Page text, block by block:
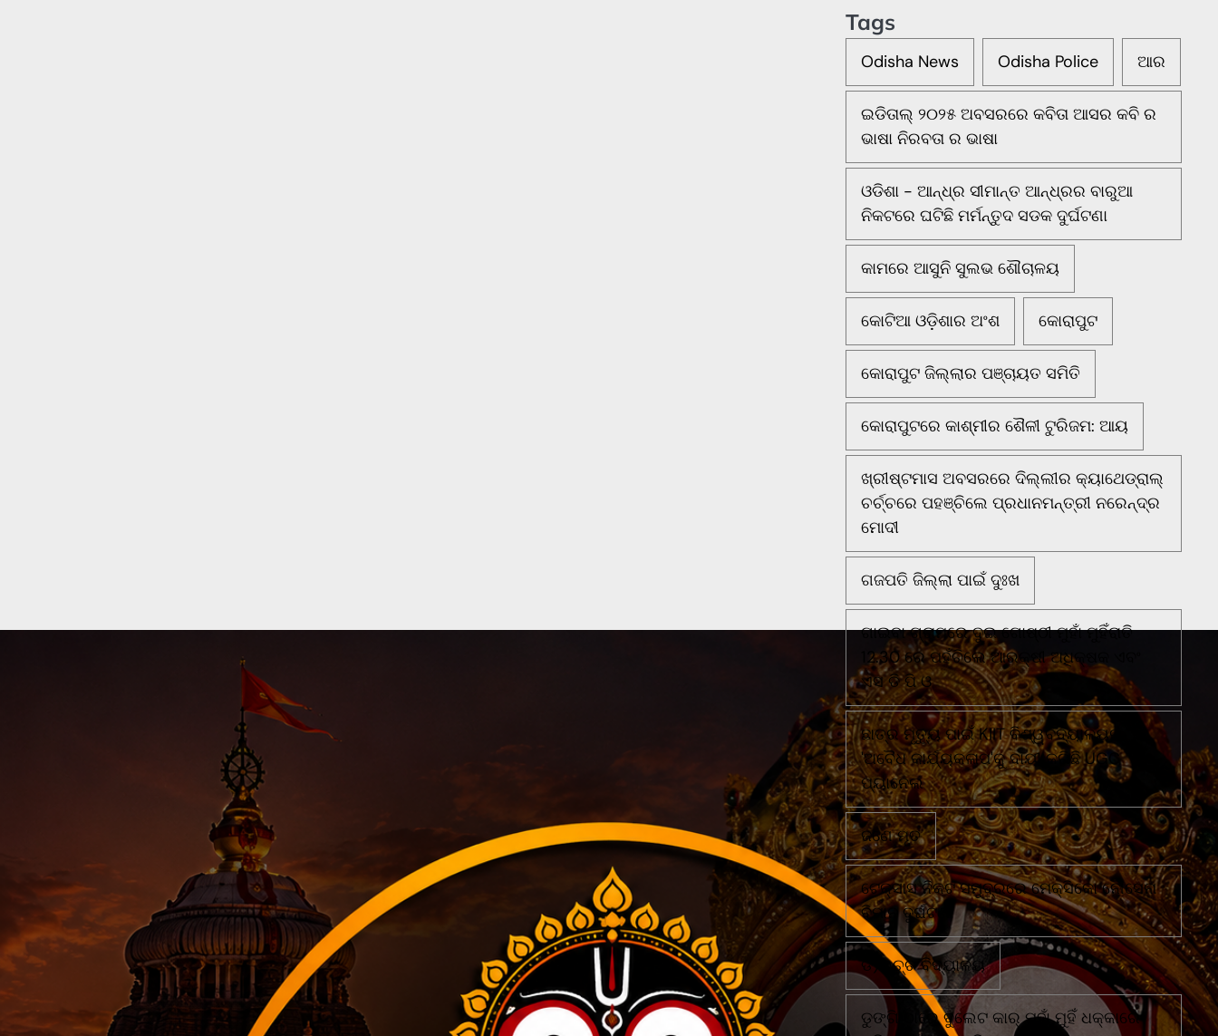
Tags
Odisha News Odisha Police ଆର
ଇଡିତାଲ୍ ୨୦୨୫ ଅବସରରେ କବିତା ଆସର କବି ର
ଭାଷା ନିରବତା ର ଭାଷା
ଓଡିଶା - ଆନ୍ଧ୍ର ସୀମାନ୍ତ ଆନ୍ଧ୍ରର ବାରୁଆ
ନିକଟରେ ଘଟିଛି ମର୍ମନ୍ତୁଦ ସଡକ ଦୁର୍ଘଟଣା
କାମରେ ଆସୁନି ସୁଲଭ ଶୌଚାଳୟ
କୋଟିଆ ଓଡ଼ିଶାର ଅଂଶ କୋରାପୁଟ
କୋରାପୁଟ ଜିଲ୍ଲାର ପଞ୍ଚାୟତ ସମିତି
କୋରାପୁଟରେ କାଶ୍ମୀର ଶୈଳୀ ଟୁରିଜମ: ଆୟ
ଖ୍ରୀଷ୍ଟମାସ ଅବସରରେ ଦିଲ୍ଲୀର କ୍ୟାଥେଡ୍ରାଲ୍
ଚର୍ଚ୍ଚରେ ପହଞ୍ଚିଲେ ପ୍ରଧାନମନ୍ତ୍ରୀ ନରେନ୍ଦ୍ର
ମୋଦୀ
ଗଜପତି ଜିଲ୍ଲା ପାଇଁ ଦୁଃଖ
ଗାଇବା ଗ୍ରାମରେ ଦୁଇ ଗୋଷ୍ଠୀ ମୁହାଁ ମୁହିଁରାତି
12.30 ରେ ପହଁଚିଲେ ଆରକ୍ଷୀ ଅଧିକ୍ଷକ ଏବଂ
ଏସ ଡି ପି ଓ
ଛାତ୍ର ମୃତ୍ୟୁ ପାଇଁ KIIT ବିଶ୍ୱବିଦ୍ୟାଳୟର
'ଅବୈଧ କାର୍ଯ୍ୟକଳାପ'କୁ ଦାୟୀ କରିଛି UGC
ପ୍ୟାନେଲ
ଜଣେ ମୃତ
ଟେକ୍ସାସ ନିକଟ ସମୁଦ୍ରରେ ମେକ୍ସିକୋ ନୌସେନା
ବିମାନ ଦୁର୍ଘଟଣା
ଡି)ଉଚ୍ଚ ବିଦ୍ୟାଳୟ
ଡୁଙ୍ଗି ଠାରେ ବୁଲେଟ କାର୍ ମୁହାଁ ମୁହିଁ ଧକ୍କାରେ